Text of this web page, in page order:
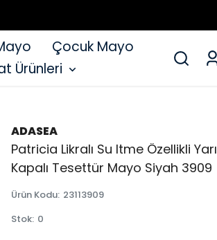
Çocuk Mayo
Ürünleri
ADASEA
Patricia Likralı Su Itme Özellikli Yarı
Kapalı Tesettür Mayo Siyah 3909
Ürün Kodu: 23113909
Stok: 0